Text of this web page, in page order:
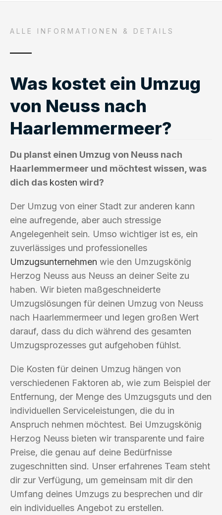
ALLE INFORMATIONEN & DETAILS
Was kostet ein Umzug
von Neuss nach
Haarlemmermeer?
Du planst einen Umzug von Neuss nach
Haarlemmermeer und möchtest wissen, was
dich das kosten wird?
Der Umzug von einer Stadt zur anderen kann
eine aufregende, aber auch stressige
Angelegenheit sein. Umso wichtiger ist es, ein
zuverlässiges und professionelles
Umzugsunternehmen wie den Umzugskönig
Herzog Neuss aus Neuss an deiner Seite zu
haben. Wir bieten maßgeschneiderte
Umzugslösungen für deinen Umzug von Neuss
nach Haarlemmermeer und legen großen Wert
darauf, dass du dich während des gesamten
Umzugsprozesses gut aufgehoben fühlst.
Die Kosten für deinen Umzug hängen von
verschiedenen Faktoren ab, wie zum Beispiel der
Entfernung, der Menge des Umzugsguts und den
individuellen Serviceleistungen, die du in
Anspruch nehmen möchtest. Bei Umzugskönig
Herzog Neuss bieten wir transparente und faire
Preise, die genau auf deine Bedürfnisse
zugeschnitten sind. Unser erfahrenes Team steht
dir zur Verfügung, um gemeinsam mit dir den
Umfang deines Umzugs zu besprechen und dir
ein individuelles Angebot zu erstellen.